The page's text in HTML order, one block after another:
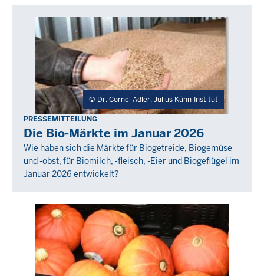
00:00
Dr. Cornel Adler, Julius Kühn-Institut
Donnerstag,
26
Februar
2026
-
00:00
PRESSEMITTEILUNG
Die Bio-Märkte im Januar 2026
Wie haben sich die Märkte für Biogetreide, Biogemüse
und -obst, für Biomilch, -fleisch, -Eier und Biogeflügel im
Januar 2026 entwickelt?